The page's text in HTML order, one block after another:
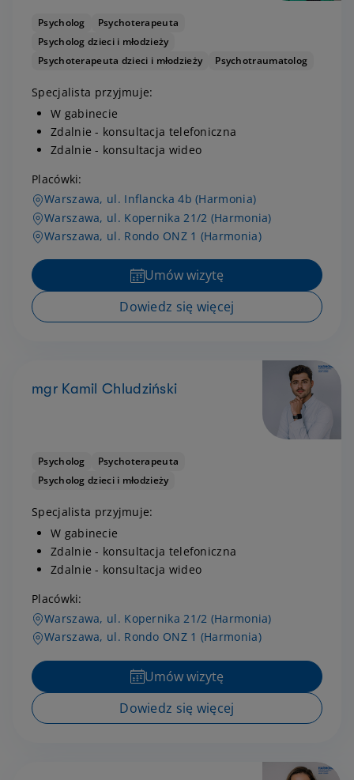
Psycholog
Psychoterapeuta
Psycholog dzieci i młodzieży
Psychoterapeuta dzieci i młodzieży
Psychotraumatolog
Specjalista przyjmuje:
W gabinecie
Zdalnie - konsultacja telefoniczna
Zdalnie - konsultacja wideo
Placówki:
Warszawa, ul. Inflancka 4b (Harmonia)
Warszawa, ul. Kopernika 21/2 (Harmonia)
Warszawa, ul. Rondo ONZ 1 (Harmonia)
Umów wizytę
Dowiedz się więcej
mgr Kamil Chludziński
Psycholog
Psychoterapeuta
Psycholog dzieci i młodzieży
Specjalista przyjmuje:
W gabinecie
Zdalnie - konsultacja telefoniczna
Zdalnie - konsultacja wideo
Placówki:
Warszawa, ul. Kopernika 21/2 (Harmonia)
Warszawa, ul. Rondo ONZ 1 (Harmonia)
Umów wizytę
Dowiedz się więcej